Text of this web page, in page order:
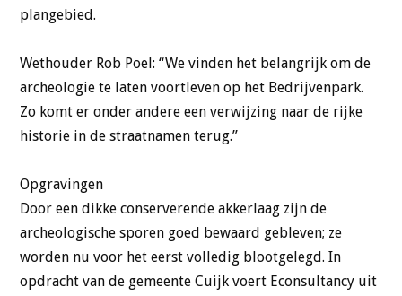
plangebied.
Wethouder Rob Poel: “We vinden het belangrijk om de
archeologie te laten voortleven op het Bedrijvenpark.
Zo komt er onder andere een verwijzing naar de rijke
historie in de straatnamen terug.”
Opgravingen
Door een dikke conserverende akkerlaag zijn de
archeologische sporen goed bewaard gebleven; ze
worden nu voor het eerst volledig blootgelegd. In
opdracht van de gemeente Cuijk voert Econsultancy uit